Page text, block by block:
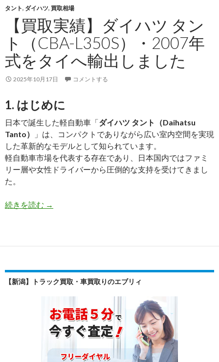
式
を
タ
イ
出
ま
し
た
タント, ダイハツ, 買取相場
【買取実績】ダイハツ タン
ト（CBA-L350S）・2007年
式をタイへ輸出しました
2025年10月17日 コメントする
1. はじめに
日本で誕生した軽自動車「ダイハツ タント（Daihatsu
Tanto）
」は、コンパクトでありながら広い室内空間を実現
した革新的なモデルとして知られています。
軽自動車市場を代表する存在であり、日本国内ではファミ
リー層や女性ドライバーから圧倒的な支持を受けてきまし
た。
続きを読む
【買
ハ
ツ
ン
ト
（CBA-
2007
→
【新潟】トラック買取・車買取りのエブリィ